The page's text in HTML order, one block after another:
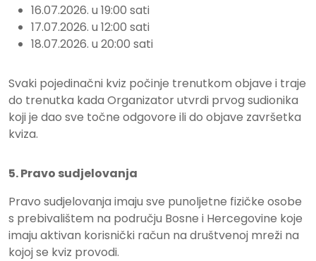
16.07.2026. u 19:00 sati
17.07.2026. u 12:00 sati
18.07.2026. u 20:00 sati
Svaki pojedinačni kviz počinje trenutkom objave i traje
do trenutka kada Organizator utvrdi prvog sudionika
koji je dao sve točne odgovore ili do objave završetka
kviza.
5. Pravo sudjelovanja
Pravo sudjelovanja imaju sve punoljetne fizičke osobe
s prebivalištem na području Bosne i Hercegovine koje
imaju aktivan korisnički račun na društvenoj mreži na
kojoj se kviz provodi.